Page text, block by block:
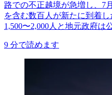
路での不正越境が急増し、7
を含む数百人が新たに到着
1,500〜2,000人と地元政府は
9 分で読めます